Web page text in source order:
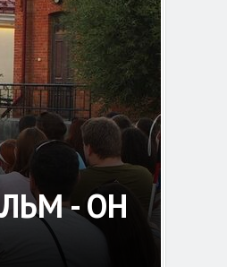
- ОН